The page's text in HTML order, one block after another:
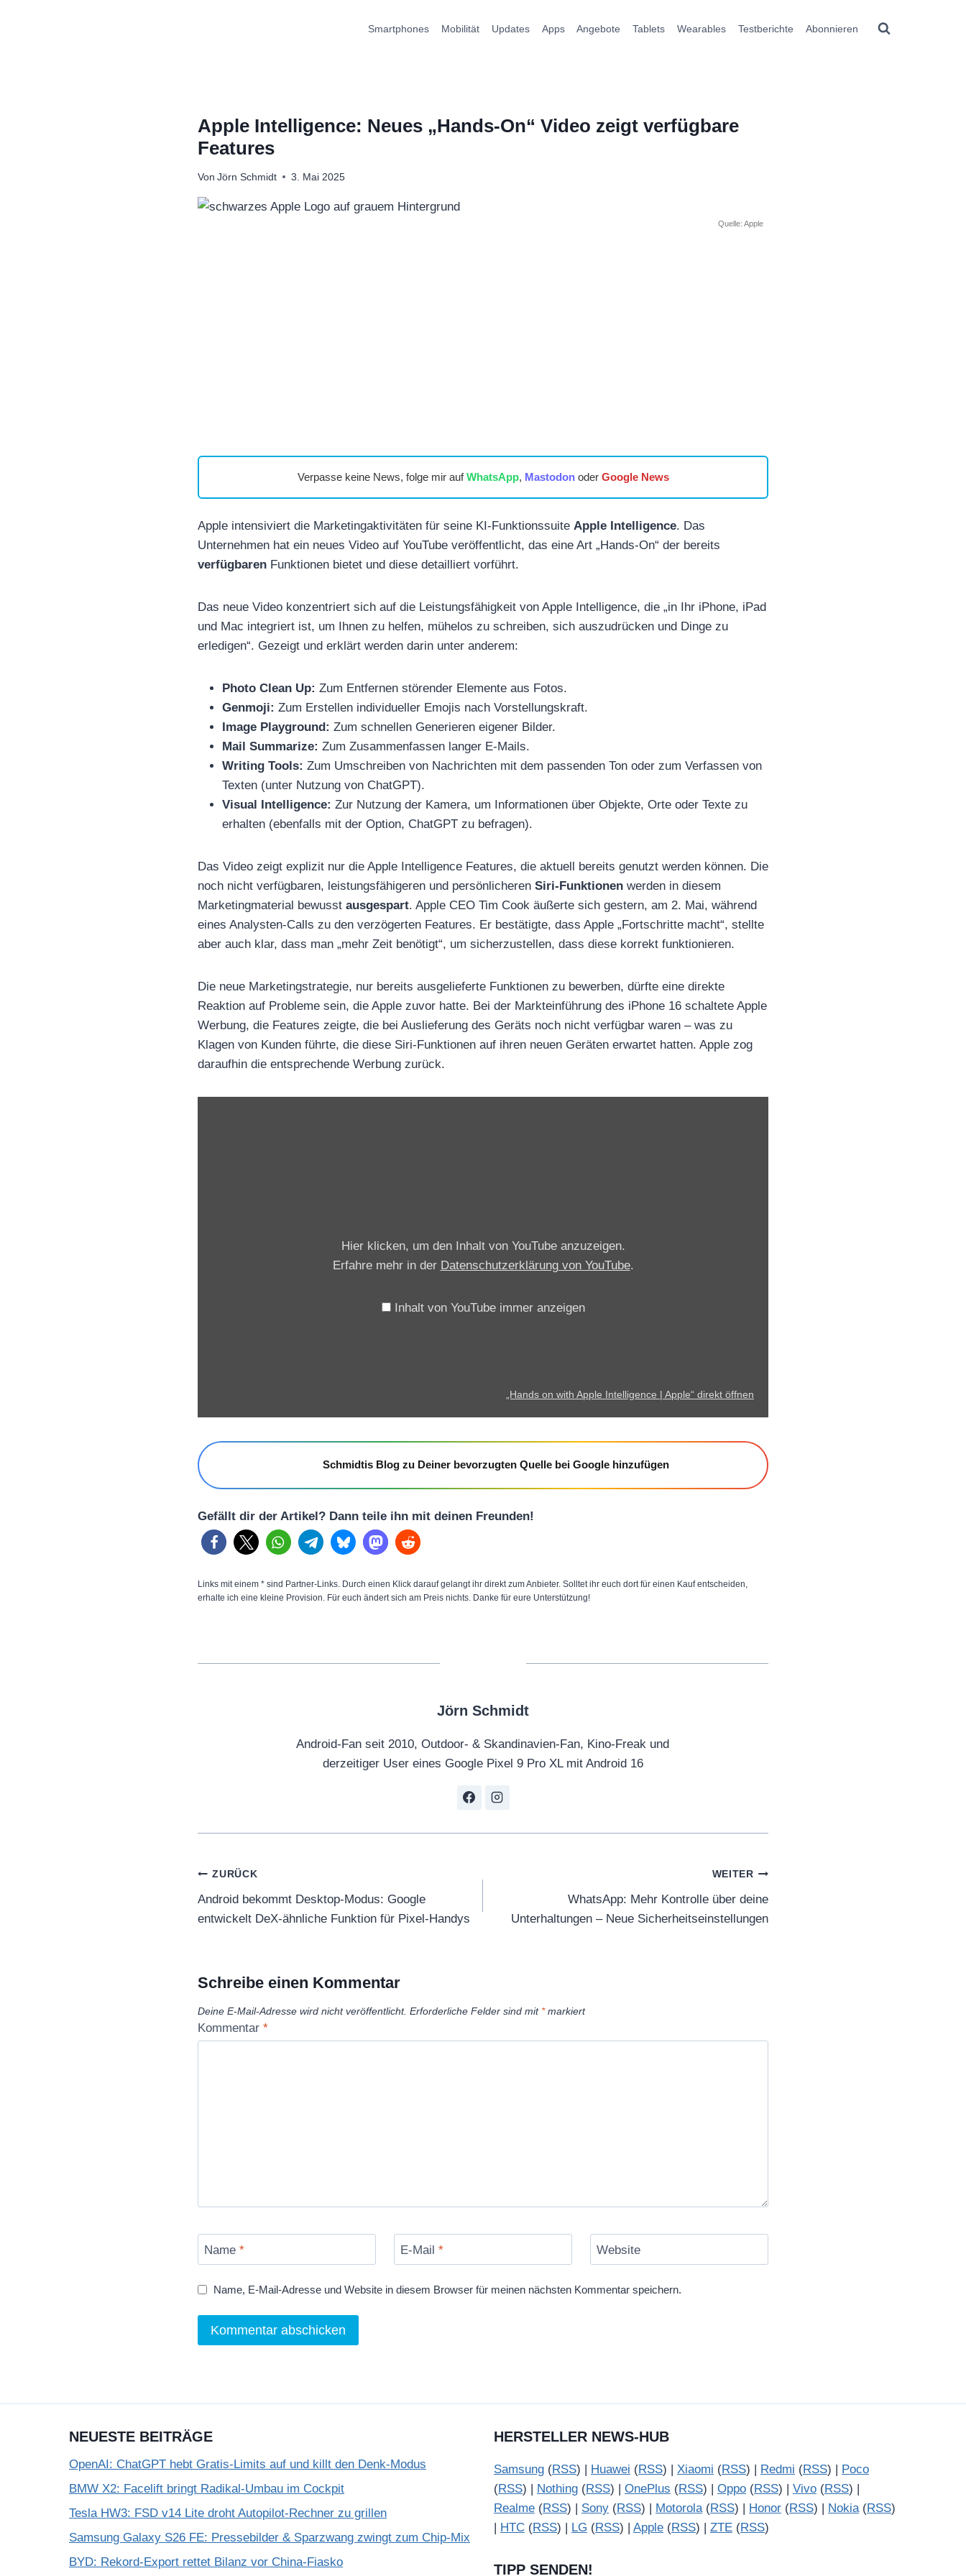
Smartphones Mobilität Updates Apps Angebote Tablets Wearables Testberichte Abonnieren
Apple Intelligence: Neues „Hands-On“ Video zeigt verfügbare
Features
Von Jörn Schmidt 3. Mai 2025
Quelle: Apple
Verpasse keine News, folge mir aufWhatsApp, Mastodonoder Google News
Apple intensiviert die Marketingaktivitäten für seine KI-Funktionssuite Apple Intelligence. Das
Unternehmen hat ein neues Video auf YouTube veröffentlicht, das eine Art „Hands-On“ der bereits
verfügbaren Funktionen bietet und diese detailliert vorführt.
Das neue Video konzentriert sich auf die Leistungsfähigkeit von Apple Intelligence, die „in Ihr iPhone, iPad
und Mac integriert ist, um Ihnen zu helfen, mühelos zu schreiben, sich auszudrücken und Dinge zu
erledigen“. Gezeigt und erklärt werden darin unter anderem:
Photo Clean Up: Zum Entfernen störender Elemente aus Fotos.
Genmoji: Zum Erstellen individueller Emojis nach Vorstellungskraft.
Image Playground: Zum schnellen Generieren eigener Bilder.
Mail Summarize: Zum Zusammenfassen langer E-Mails.
Writing Tools: Zum Umschreiben von Nachrichten mit dem passenden Ton oder zum Verfassen von
Texten (unter Nutzung von ChatGPT).
Visual Intelligence: Zur Nutzung der Kamera, um Informationen über Objekte, Orte oder Texte zu
erhalten (ebenfalls mit der Option, ChatGPT zu befragen).
Das Video zeigt explizit nur die Apple Intelligence Features, die aktuell bereits genutzt werden können. Die
noch nicht verfügbaren, leistungsfähigeren und persönlicheren Siri-Funktionen werden in diesem
Marketingmaterial bewusst ausgespart. Apple CEO Tim Cook äußerte sich gestern, am 2. Mai, während
eines Analysten-Calls zu den verzögerten Features. Er bestätigte, dass Apple „Fortschritte macht“, stellte
aber auch klar, dass man „mehr Zeit benötigt“, um sicherzustellen, dass diese korrekt funktionieren.
Die neue Marketingstrategie, nur bereits ausgelieferte Funktionen zu bewerben, dürfte eine direkte
Reaktion auf Probleme sein, die Apple zuvor hatte. Bei der Markteinführung des iPhone 16 schaltete Apple
Werbung, die Features zeigte, die bei Auslieferung des Geräts noch nicht verfügbar waren – was zu
Klagen von Kunden führte, die diese Siri-Funktionen auf ihren neuen Geräten erwartet hatten. Apple zog
daraufhin die entsprechende Werbung zurück.
n
w
t
n
t
e
g
A
p
l
v
o
e
Hier klicken, um den Inhalt von YouTube anzuzeigen.
Erfahre mehr in der Datenschutzerklärung von YouTube.
Inhalt von YouTube immer anzeigen
„Hands on with Apple Intelligence | Apple“ direkt öffnen
Schmidtis Blog zu Deiner bevorzugten Quelle bei Google hinzufügen
Gefällt dir der Artikel? Dann teile ihn mit deinen Freunden!
Links mit einem * sind Partner-Links. Durch einen Klick darauf gelangt ihr direkt zum Anbieter. Solltet ihr euch dort für einen Kauf entscheiden,
erhalte ich eine kleine Provision. Für euch ändert sich am Preis nichts. Danke für eure Unterstützung!
Jörn Schmidt
Android-Fan seit 2010, Outdoor- & Skandinavien-Fan, Kino-Freak und
derzeitiger User eines Google Pixel 9 Pro XL mit Android 16
Beitragsnavigation
ZURÜCK
Android bekommt Desktop-Modus: Google
entwickelt DeX-ähnliche Funktion für Pixel-Handys
WEITER
WhatsApp: Mehr Kontrolle über deine
Unterhaltungen – Neue Sicherheitseinstellungen
Schreibe einen Kommentar
Deine E-Mail-Adresse wird nicht veröffentlicht. Erforderliche Felder sind mit *markiert
Kommentar *
Name * E-Mail * Website
Name, E-Mail-Adresse und Website in diesem Browser für meinen nächsten Kommentar speichern.
NEUESTE BEITRÄGE
OpenAI: ChatGPT hebt Gratis-Limits auf und killt den Denk-Modus
BMW X2: Facelift bringt Radikal-Umbau im Cockpit
Tesla HW3: FSD v14 Lite droht Autopilot-Rechner zu grillen
Samsung Galaxy S26 FE: Pressebilder & Sparzwang zwingt zum Chip-Mix
BYD: Rekord-Export rettet Bilanz vor China-Fiasko
HERSTELLER NEWS-HUB
Samsung (RSS) | Huawei (RSS) | Xiaomi (RSS) | Redmi (RSS) |
Poco
(RSS) | Nothing (RSS) | OnePlus (RSS) | Oppo (RSS) | Vivo (RSS) |
Realme (RSS) | Sony (RSS) | Motorola(RSS) | Honor (RSS) | Nokia(RSS)
HTC (RSS) | LG (RSS) | Apple (RSS) | ZTE (RSS)
TIPP SENDEN!